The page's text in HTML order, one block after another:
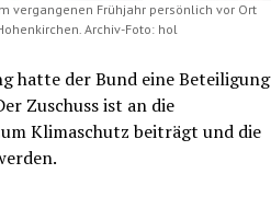
vergangenen Frühjahr persönlich vor Ort
Archiv-Foto: hol
hatte der Bund eine Beteiligung
Zuschuss ist an die
Klimaschutz beiträgt und die